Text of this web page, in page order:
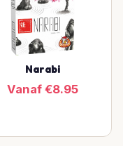
Narabi
Vanaf €8.95